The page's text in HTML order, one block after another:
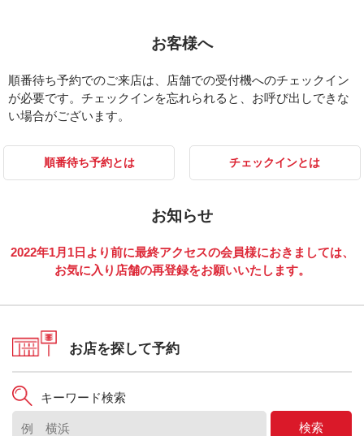
お客様へ
順番待ち予約でのご来店は、店舗での受付機へのチェックイン
が必要です。チェックインを忘れられると、お呼び出しできな
い場合がございます。
順番待ち予約とは チェックインとは
お知らせ
2022年1月1日より前に最終アクセスの会員様におきましては、
お気に入り店舗の再登録をお願いいたします。
お店を探して予約
キーワード検索